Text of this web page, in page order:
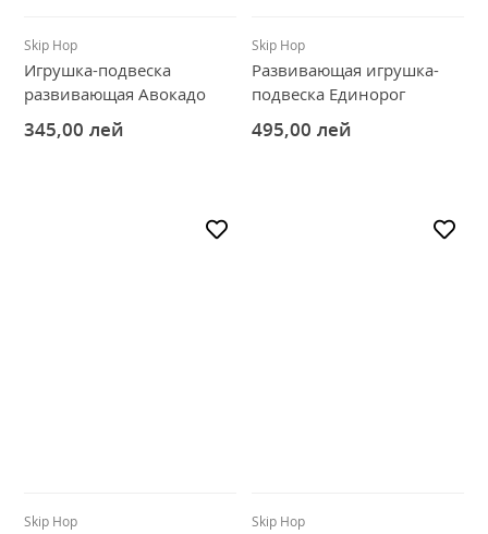
Skip Hop
Игрушка-подвеска
развивающая Авокадо
345,00 лей
Skip Hop
Развивающая игрушка-
подвеска Единорог
495,00 лей
Skip Hop Skip Hop